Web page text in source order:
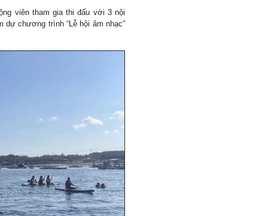
viên tham gia thi đấu với 3 nội
chương trình “Lễ hội âm nhạc”